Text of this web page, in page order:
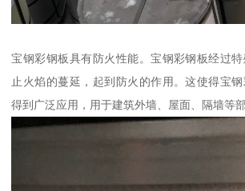
宝钢彩钢板具有防火性能。宝钢彩钢板经过
止火焰的蔓延，起到防火的作用。这使得宝
得到广泛应用，用于建筑外墙、屋面、隔墙等部